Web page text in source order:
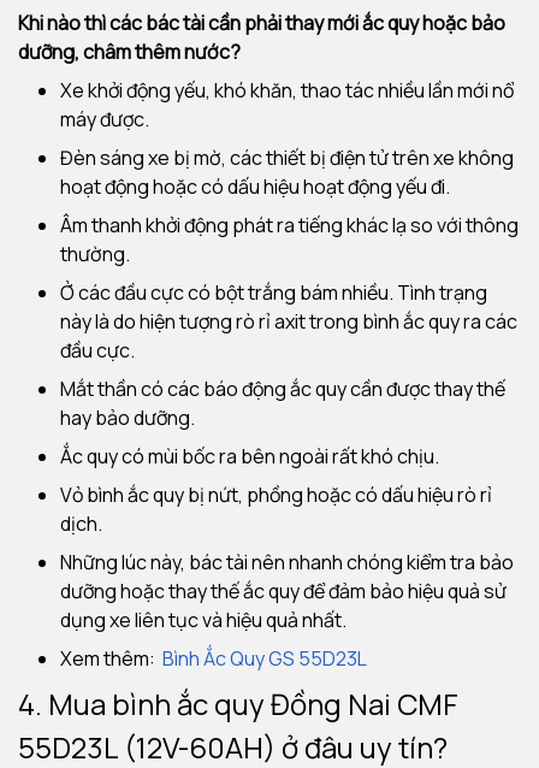
Khi nào thì các bác tài cần phải thay mới ắc quy hoặc bảo
dưỡng, châm thêm nước?
Xe khởi động yếu, khó khăn, thao tác nhiều lần mới nổ
máy được.
Đèn sáng xe bị mờ, các thiết bị điện tử trên xe không
hoạt động hoặc có dấu hiệu hoạt động yếu đi.
Âm thanh khởi động phát ra tiếng khác lạ so với thông
thường.
Ở các đầu cực có bột trắng bám nhiều. Tình trạng
này là do hiện tượng rò rỉ axit trong bình ắc quy ra các
đầu cực.
Mắt thần có các báo động ắc quy cần được thay thế
hay bảo dưỡng.
Ắc quy có mùi bốc ra bên ngoài rất khó chịu.
Vỏ bình ắc quy bị nứt, phồng hoặc có dấu hiệu rò rỉ
dịch.
Những lúc này, bác tài nên nhanh chóng kiểm tra bảo
dưỡng hoặc thay thế ắc quy để đảm bảo hiệu quả sử
dụng xe liên tục và hiệu quả nhất.
Xem thêm: Bình Ắc Quy GS 55D23L
4. Mua bình ắc quy Đồng Nai CMF
55D23L (12V-60AH) ở đâu uy tín?